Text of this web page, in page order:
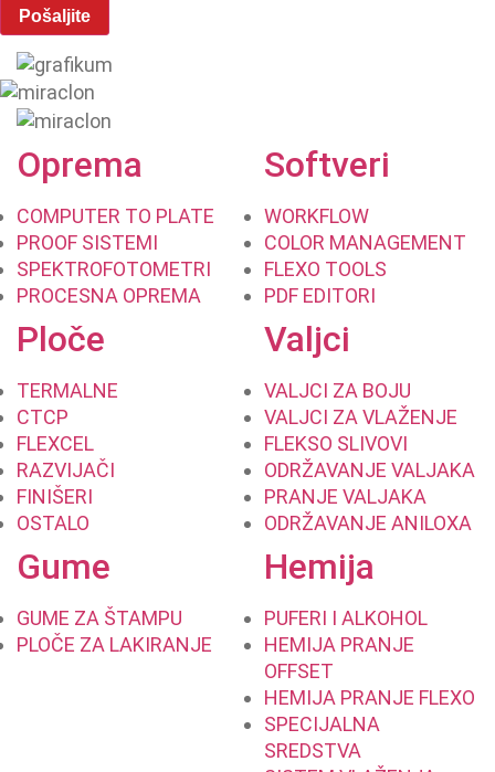
Oprema
COMPUTER TO PLATE
PROOF SISTEMI
SPEKTROFOTOMETRI
PROCESNA OPREMA
Softveri
WORKFLOW
COLOR MANAGEMENT
FLEXO TOOLS
PDF EDITORI
Ploče
TERMALNE
CTCP
FLEXCEL
RAZVIJAČI
FINIŠERI
OSTALO
Valjci
VALJCI ZA BOJU
VALJCI ZA VLAŽENJE
FLEKSO SLIVOVI
ODRŽAVANJE VALJAKA
PRANJE VALJAKA
ODRŽAVANJE ANILOXA
Gume
GUME ZA ŠTAMPU
PLOČE ZA LAKIRANJE
Hemija
PUFERI I ALKOHOL
HEMIJA PRANJE
OFFSET
HEMIJA PRANJE FLEXO
SPECIJALNA
SREDSTVA